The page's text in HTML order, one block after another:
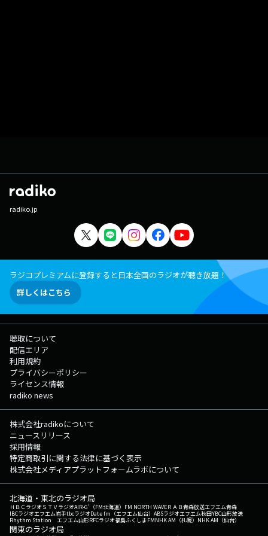
radiko.jp
ラジコプレミアムに登録すると日本全国のラジオが聴き放題！
詳しくはこちら
聴取について
配信エリア
利用規約
プライバシーポリシー
ライセンス情報
radiko news
株式会社radikoについて
ニュースリリース
採用情報
特定商取引に関する法律に基づく表示
株式会社メディアプラットフォームラボについて
北海道・東北のラジオ局
ＨＢＣラジオＳＴＶラジオAIR-G'（FM北海道） FM NORTH WAVEＲＡＢ青森放送エフエム青森
IBCラジオエフエム岩手tbcラジオDate fm（エフエム仙台） ABSラジオエフエム秋田YBC山形放送
Rhythm Station エフエム山形RFCラジオ福島ふくしまFMNHK AM（札幌） NHK AM（仙台）
関東のラジオ局